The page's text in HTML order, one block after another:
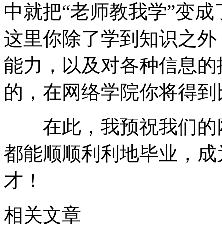
中就把“老师教我学”变
这里你除了学到知识之
能力，以及对各种信息
的，在网络学院你将得
在此，我预祝我们的
都能顺顺利利地毕业，
才！
相关文章